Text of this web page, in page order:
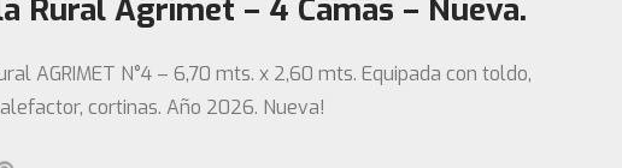
Rural Agrimet – 4 Camas – Nueva.
AGRIMET N°4 – 6,70 mts. x 2,60 mts. Equipada con toldo,
cortinas. Año 2026. Nueva!